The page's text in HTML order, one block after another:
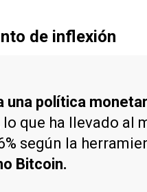
de inflexión
una política
que ha llevado al
según la
Bitcoin.